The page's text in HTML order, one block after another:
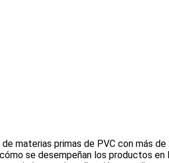
materias primas de PVC con más de
se desempeñan los productos en